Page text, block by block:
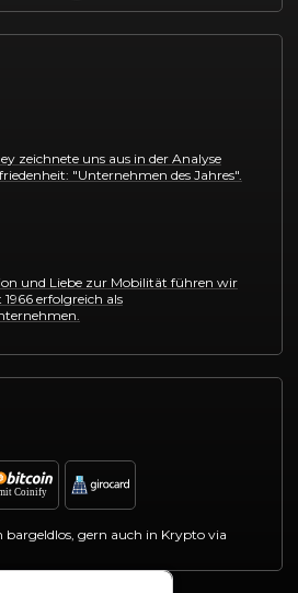
zeichnete uns aus in der Analyse
"Unternehmen des Jahres".
und Liebe zur Mobilität führen wir
1966 erfolgreich als
bargeldlos, gern auch in Krypto via